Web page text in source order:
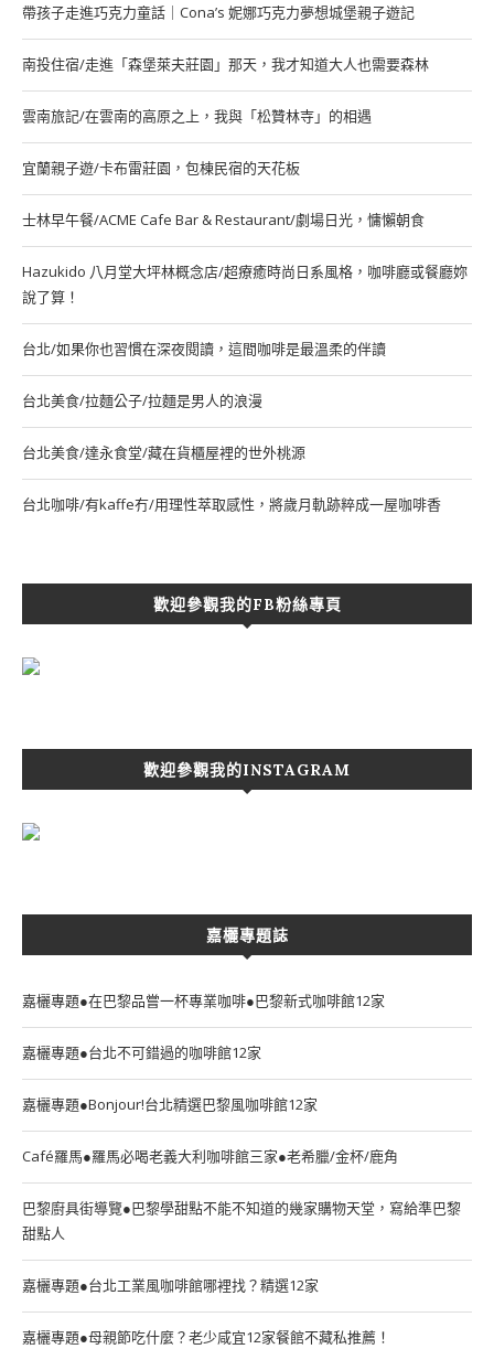
帶孩子走進巧克力童話｜Cona’s 妮娜巧克力夢想城堡親子遊記
南投住宿/走進「森堡萊夫莊園」那天，我才知道大人也需要森林
雲南旅記/在雲南的高原之上，我與「松贊林寺」的相遇
宜蘭親子遊/卡布雷莊園，包棟民宿的天花板
士林早午餐/ACME Cafe Bar & Restaurant/劇場日光，慵懶朝食
Hazukido 八月堂大坪林概念店/超療癒時尚日系風格，咖啡廳或餐廳妳
說了算！
台北/如果你也習慣在深夜閱讀，這間咖啡是最溫柔的伴讀
台北美食/拉麵公子/拉麵是男人的浪漫
台北美食/達永食堂/藏在貨櫃屋裡的世外桃源
台北咖啡/有kaffe冇/用理性萃取感性，將歲月軌跡粹成一屋咖啡香
歡迎參觀我的FB粉絲專頁
歡迎參觀我的INSTAGRAM
嘉欐專題誌
嘉欐專題●在巴黎品嘗一杯專業咖啡●巴黎新式咖啡館12家
嘉欐專題●台北不可錯過的咖啡館12家
嘉欐專題●Bonjour!台北精選巴黎風咖啡館12家
Café羅馬●羅馬必喝老義大利咖啡館三家●老希臘/金杯/鹿角
巴黎廚具街導覽●巴黎學甜點不能不知道的幾家購物天堂，寫給準巴黎
甜點人
嘉欐專題●台北工業風咖啡館哪裡找？精選12家
嘉欐專題●母親節吃什麼？老少咸宜12家餐館不藏私推薦！